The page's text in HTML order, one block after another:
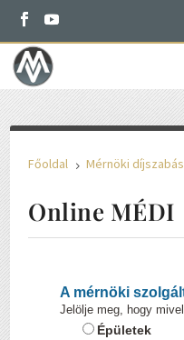
Főoldal 5 Mérnöki díjszabás
Online MÉDI